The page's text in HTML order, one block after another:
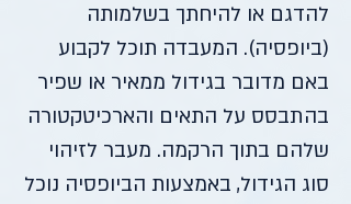
להדגם או להיחתך בשלמותה
(ביופסיה). המעבדה תוכל לקבוע
באם מדובר בגידול ממאיר או שפיר
בהתבסס על התאים והארכיטקטורה
שלהם בתוך הרקמה. מעבר לזיהוי
סוג הגידול, באמצעות הביופסיה נוכל